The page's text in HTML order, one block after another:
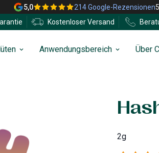
5,0 214 Google-Rezensionen
Kostenloser Versand
Anwendungsbereich Über
2g